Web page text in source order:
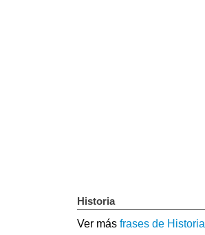
Historia
Ver más frases de Historia